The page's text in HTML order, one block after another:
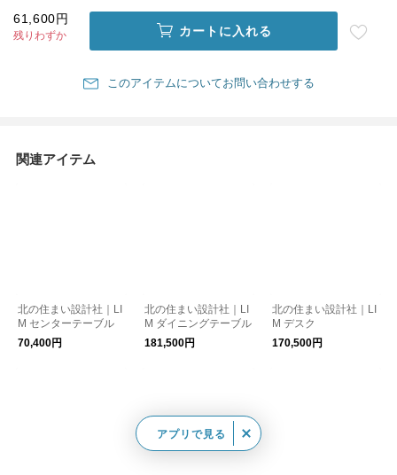
61,600円
残りわずか カートに入れる
このアイテムについてお問い合わせする
関連アイテム
北の住まい設計社｜LI
M センターテーブル
70,400円
北の住まい設計社｜LI
M ダイニングテーブル
181,500円
北の住まい設計社｜LI
M デスク
170,500円
アプリで見る